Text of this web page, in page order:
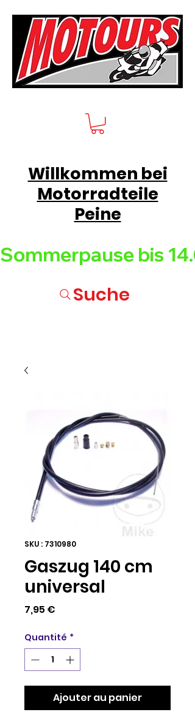
Sommerpause bis
Willkommen bei
Motorradteile
Peine
Suche
SKU : 7310980
Gaszug 140 cm
universal
7,95 €
Quantité *
Ajouter au panier